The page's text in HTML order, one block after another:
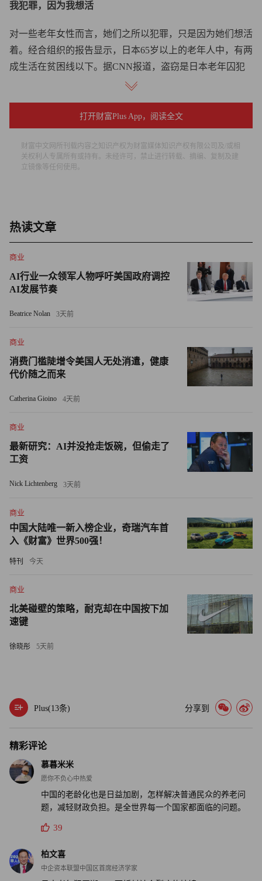
我犯罪，因为我想活
对一些老年女性而言，她们之所以犯罪，只是因为她们想活
着。经合组织的报告显示，日本65岁以上的老年人中，有两
成生活在贫困线以下。据CNN报道，盗窃是日本老年囚犯
中最常见的犯罪行为。日本政府的数据也显示，2022 年，
秋代60多岁的时候，就曾因为盗窃食物而入狱。而过了将近
20年之后，走投无路的秋代再次因为在商店里偷东西而入
狱。
秋代告诉CNN：“我已经什么都不在乎了，我活着已经没有
51岁的女囚犯洋子，在过去25年间曾因毒品犯罪入狱5次。
据她观察，监狱里的犯人的确越来越老了。
监狱了。”洋子说。出于隐私考虑，“洋子”也是一个化名。
监狱是她们唯一能获得支持的地方
缺乏照料和医疗，以及被家人抛弃，这些也是老年女性青睐
一位名叫惠美的狱警表示，这些老年囚犯一旦出狱，根本不
会有任何支持来帮助她们重新融入社会。
惠美对CNN表示：“即便她们获释了，回归了正常的生活，
弃，根本无处可去。”
2021 年，日本厚生劳动省承认，相较于那些出狱后未获支
持的老年囚犯，那些得到帮扶的老年囚犯再次犯罪的可能性
预力度，包括设立社区中心来为老年人提供帮助。
此外，日本法务省推出了一些项目，专门为老年人提供关于
秋代已于去年10月刑满释放了。在获释前一个月，她对
秋代说：“孤独的日子太难熬了，落到这般田地，我十分羞
愧。我真的觉得，要是我的意志再坚强一些，我可能会过上
不一样的生活。但是我太老了，现在已经什么都改变不了
了。”（财富中文网）
打开财富Plus App，阅读全文
财富中文网所刊载内容之知识产权为财富媒体知识产权有限公司及/或相
关权利人专属所有或持有。未经许可，禁止进行转载、摘编、复制及建
立镜像等任何使用。
热读文章
商业
AI行业一众领军人物呼吁美国政府调控
AI发展节奏
Beatrice Nolan 3天前
商业
消费门槛陡增令美国人无处消遣，健康
代价随之而来
Catherina Gioino 4天前
商业
最新研究：AI并没抢走饭碗，但偷走了
工资
Nick Lichtenberg 3天前
商业
中国大陆唯一新入榜企业，奇瑞汽车首
入《财富》世界500强！
特刊 今天
商业
北美碰壁的策略，耐克却在中国按下加
速键
徐晓彤 5天前
Plus(13条) 分享到
精彩评论
慕暮米米
愿你不负心中热爱
中国的老龄化也是日益加剧，怎样解决普通民众的养老问
题，减轻财政负担。是全世界每一个国家都面临的问题。
39
柏文喜
中企资本联盟中国区首席经济学家